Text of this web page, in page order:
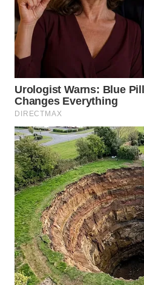
WN
BINJAI
CIREBON
WN
INDRAMAYU
WN
KUNINGAN
WN
MAJALENGKA
WN
SUBANG